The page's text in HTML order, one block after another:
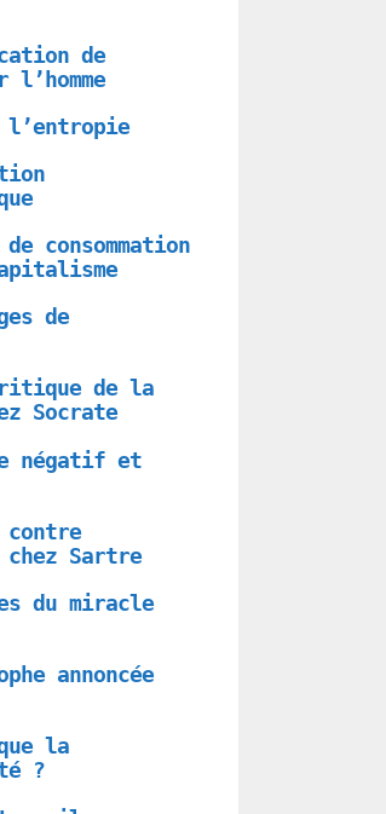
de
l’homme
consommation
de
de la
Socrate
négatif et
Sartre
du miracle
annoncée
la
?